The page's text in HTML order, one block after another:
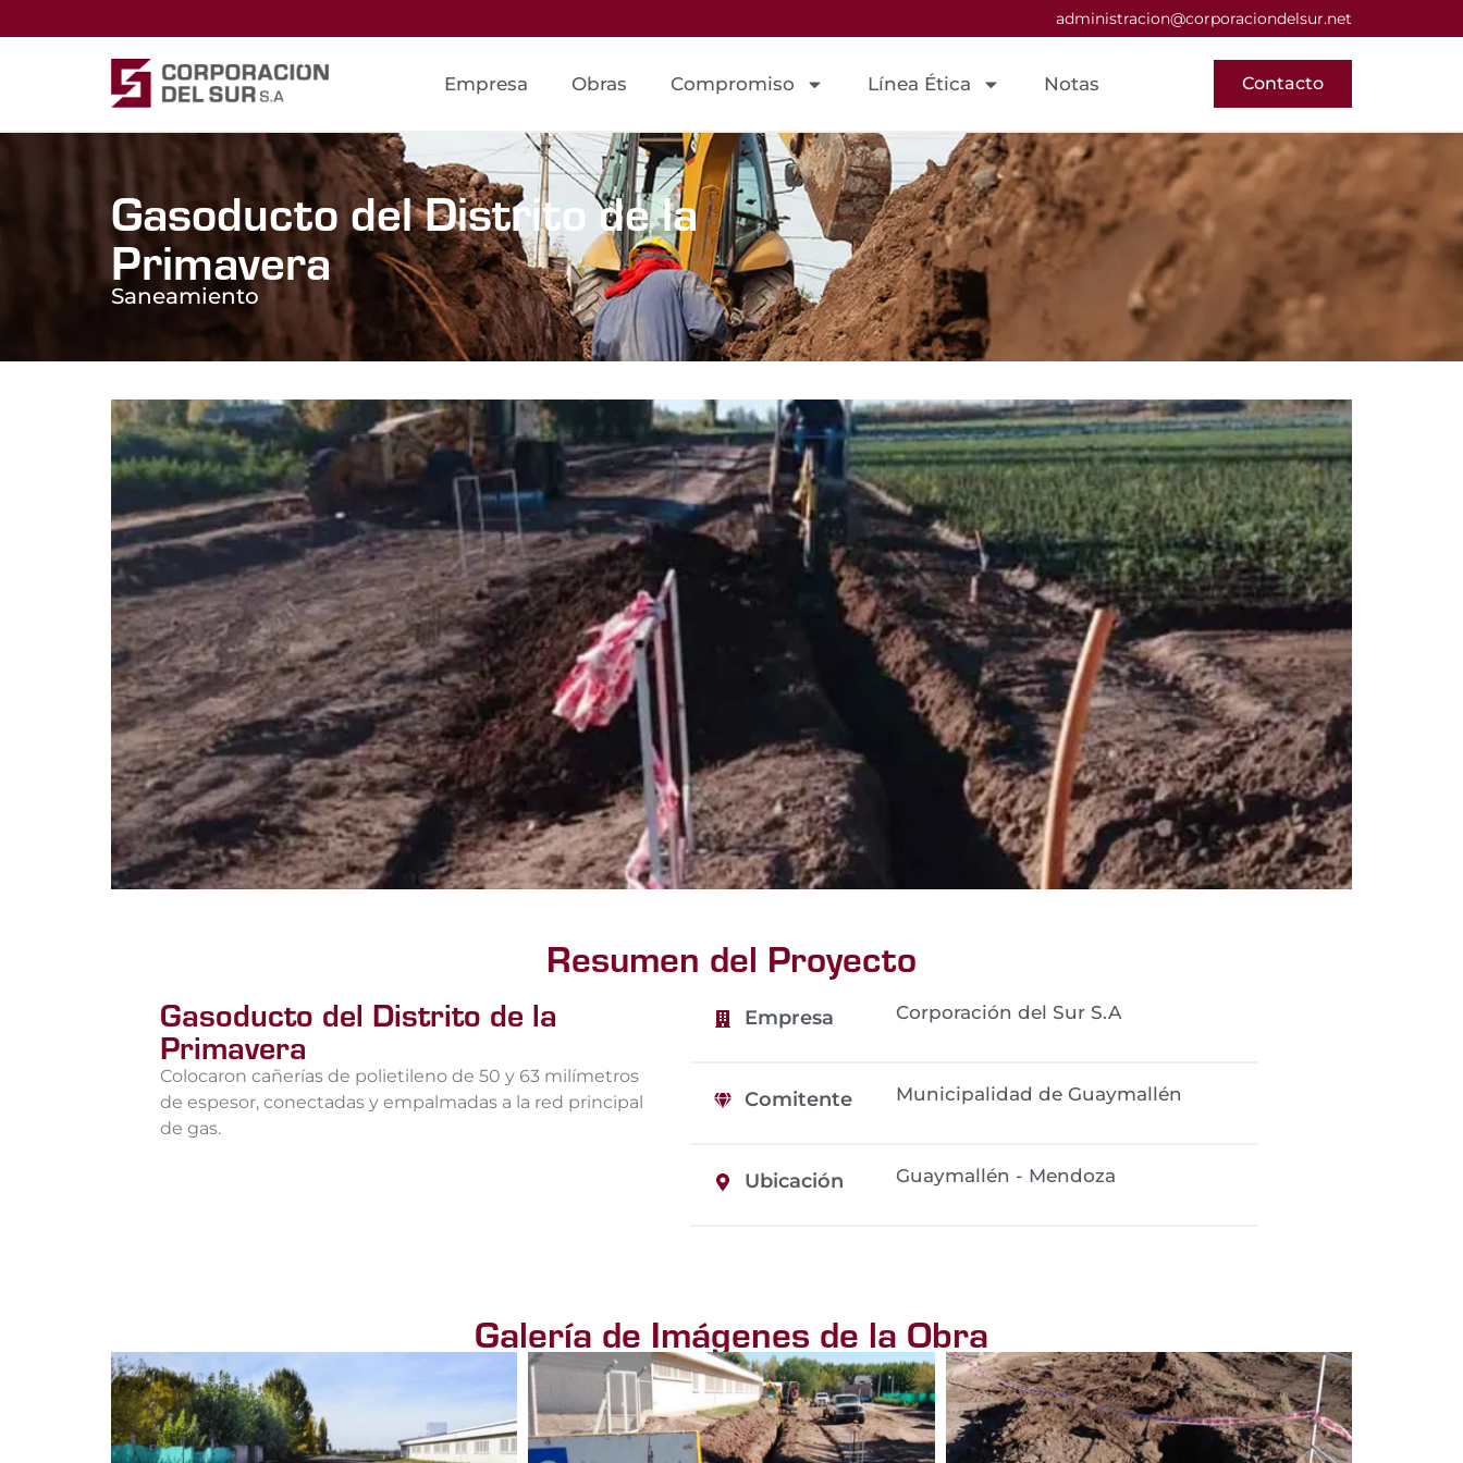
administracion@corporaciondelsur.net
Empresa Obras Compromiso Línea Ética Notas Contacto
Gasoducto del Distrito de la
Primavera
Saneamiento
Resumen del Proyecto
Gasoducto del Distrito de la
Primavera
Colocaron cañerías de polietileno de 50 y 63 milímetros
de espesor, conectadas y empalmadas a la red principal
de gas.
Empresa Corporación del Sur S.A
Comitente Municipalidad de Guaymallén
Ubicación Guaymallén - Mendoza
Galería de Imágenes de la Obra